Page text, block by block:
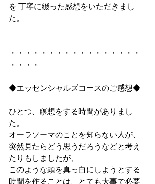
を 丁寧に綴った感想をいただきまし
た。
・・・・・・・・・・・・・・・・・
・・・・
◆エッセンシャルズコースのご感想◆
ひとつ、瞑想をする時間がありまし
た。
オーラソーマのことを知らない人が、
突然見たらどう思うだろうなどと考え
たりもしましたが、
このような頭を真っ白にしようとする
時間を作ることは、とても大事で必要